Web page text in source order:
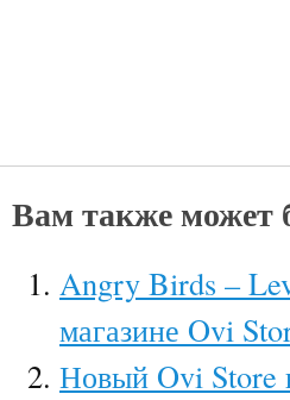
Вам также может
Angry Birds –
магазине Ovi
Новый Ovi Store